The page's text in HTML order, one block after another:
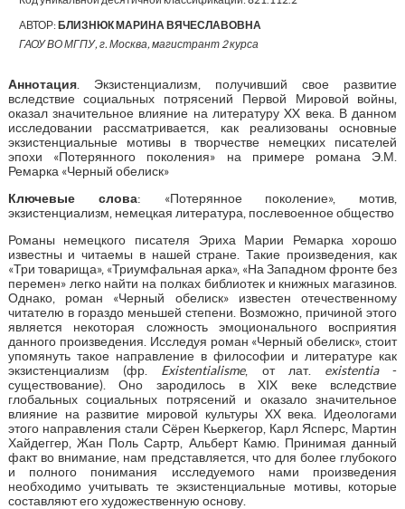
АВТОР:БЛИЗНЮК МАРИНА ВЯЧЕСЛАВОВНА
ГАОУ ВО МГПУ, г. Москва, магистрант 2 курса
Аннотация. Экзистенциализм, получивший свое развитие
вследствие социальных потрясений Первой Мировой войны,
оказал значительное влияние на литературу XX века. В данном
исследовании рассматривается, как реализованы основные
экзистенциальные мотивы в творчестве немецких писателей
эпохи «Потерянного поколения» на примере романа Э.М.
Ремарка «Черный обелиск»
Ключевые слова: «Потерянное поколение», мотив,
экзистенциализм, немецкая литература, послевоенное общество
Романы немецкого писателя Эриха Марии Ремарка хорошо
известны и читаемы в нашей стране. Такие произведения, как
«Три товарища», «Триумфальная арка», «На Западном фронте без
перемен» легко найти на полках библиотек и книжных магазинов.
Однако, роман «Черный обелиск» известен отечественному
читателю в гораздо меньшей степени. Возможно, причиной этого
является некоторая сложность эмоционального восприятия
данного произведения. Исследуя роман «Черный обелиск», стоит
упомянуть такое направление в философии и литературе как
экзистенциализм (фр. Existentialisme, от лат. existentia-
существование). Оно зародилось в XIX веке вследствие
глобальных социальных потрясений и оказало значительное
влияние на развитие мировой культуры XX века. Идеологами
этого направления стали Сёрен Кьеркегор, Карл Ясперс, Мартин
Хайдеггер, Жан Поль Сартр, Альберт Камю. Принимая данный
факт во внимание, нам представляется, что для более глубокого
и полного понимания исследуемого нами произведения
необходимо учитывать те экзистенциальные мотивы, которые
составляют его художественную основу.